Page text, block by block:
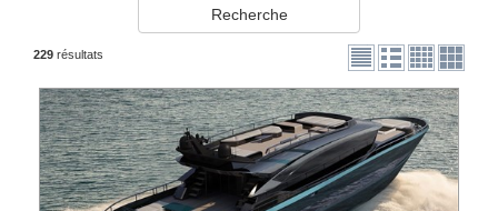
229 résultats